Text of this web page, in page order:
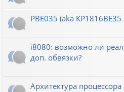
РВЕ035 (aka КР1816ВЕ35
i8080: возможно ли
доп. обвязки?
Архитектура